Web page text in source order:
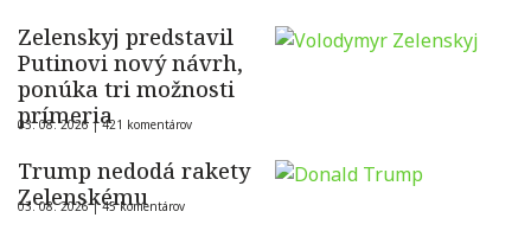
Zelenskyj predstavil
Putinovi nový návrh,
ponúka tri možnosti
prímeria
03. 08. 2026 |421 komentárov
Trump nedodá rakety
Zelenskému
03. 08. 2026 |45 komentárov